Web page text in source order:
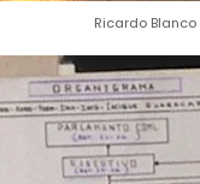
Ricardo Blanco